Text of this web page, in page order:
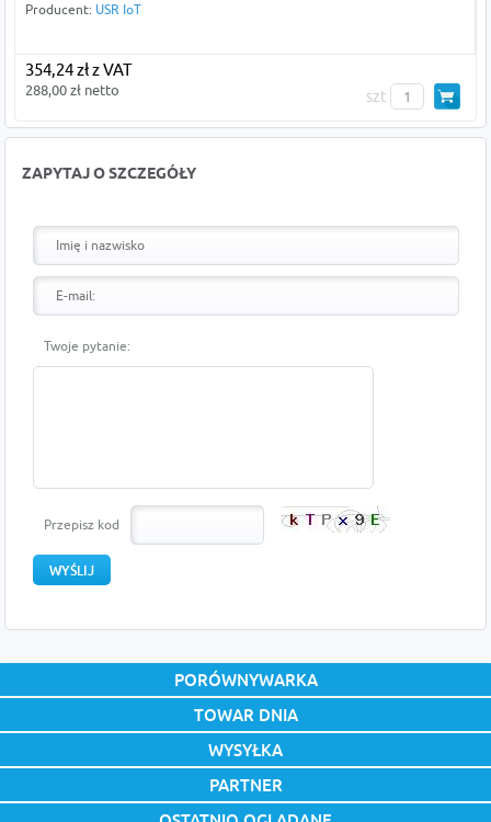
Producent: USR IoT
354,24 zł z VAT
288,00 zł netto szt
ZAPYTAJ O SZCZEGÓŁY
Twoje pytanie:
Przepisz kod
PORÓWNYWARKA
TOWAR DNIA
WYSYŁKA
PARTNER